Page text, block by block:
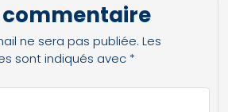
commentaire
ne sera pas publiée. Les
sont indiqués avec *